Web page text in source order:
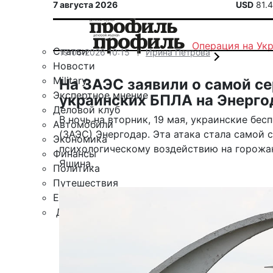
7 августа 2026 USD
Статьи
Новости
Military
Экспертное мнение
Деловой клуб
Автомобили
Экономика
Финансы
Политика
Путешествия
ЕАЭС
Другие рубрики
Спецпроект «Юрий Мамлеев»
Операция на
19.05.2026 10:15 Ирина Петрова
На ЗАЭС заявили о самой
украинских БПЛА на
В ночь на вторник, 19 мая, украинские
(ЗАЭС) Энергодар. Эта атака стала самой
психологическому воздействию на
Яшина.